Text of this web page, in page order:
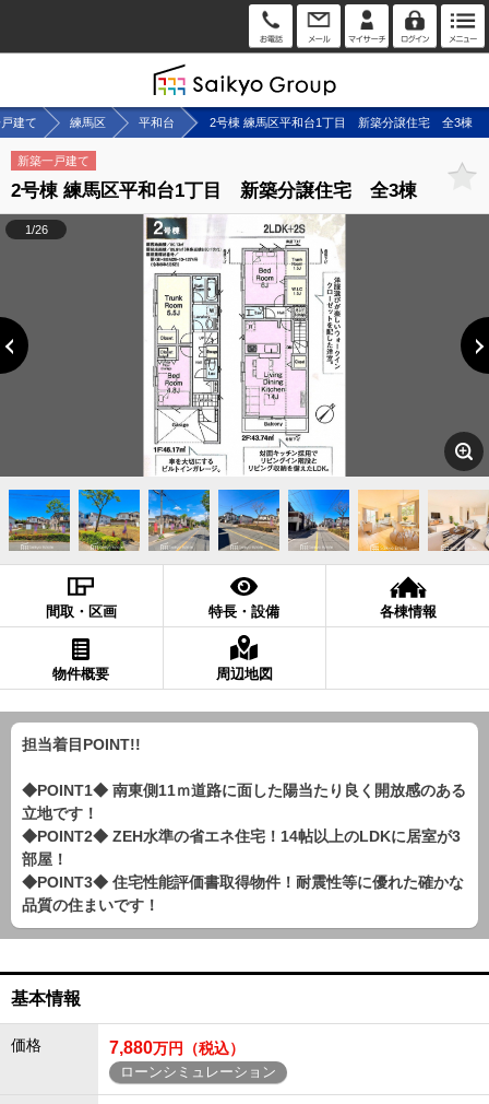
建て 練馬区 平和台 2号棟 練馬区平和台1丁目 新築分譲住宅 全3棟
新築一戸建て
2号棟 練馬区平和台1丁目 新築分譲住宅 全3棟
1/26
間取・区画 特長・設備 各棟情報
物件概要 周辺地図
担当着目POINT!!
◆POINT1◆ 南東側11ｍ道路に面した陽当たり良く開放感のある
立地です！
◆POINT2◆ ZEH水準の省エネ住宅！14帖以上のLDKに居室が3
部屋！
◆POINT3◆ 住宅性能評価書取得物件！耐震性等に優れた確かな
品質の住まいです！
基本情報
価格 7,880万円（税込）
ローンシミュレーション